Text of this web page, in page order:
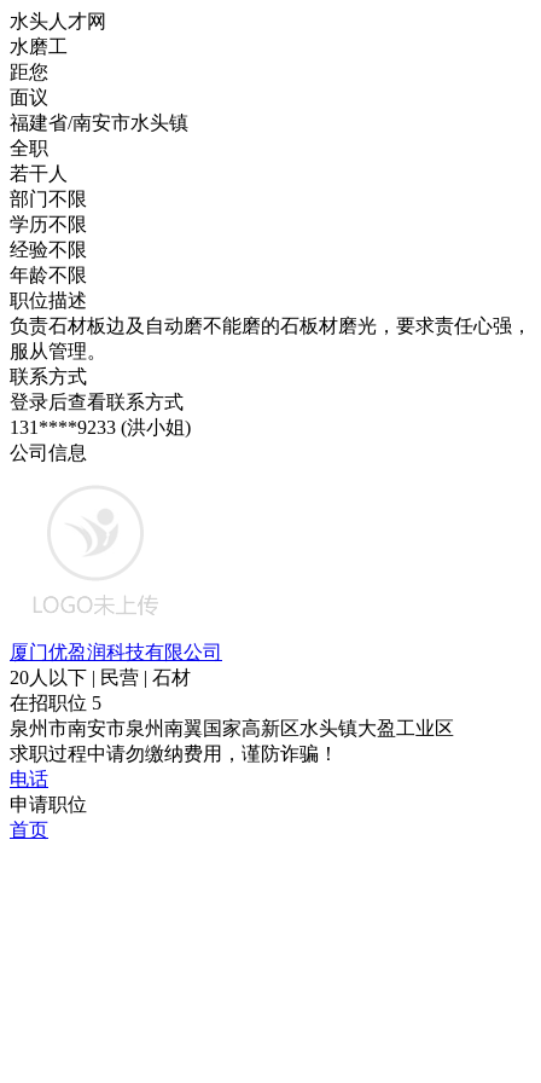
水头人才网
水磨工
距您
面议
福建省/南安市水头镇
全职
若干人
部门不限
学历不限
经验不限
年龄不限
职位描述
负责石材板边及自动磨不能磨的石板材磨光，要求责任心强，
服从管理。
联系方式
登录后查看联系方式
131****9233 (洪小姐)
公司信息
厦门优盈润科技有限公司
20人以下 | 民营 | 石材
在招职位 5
泉州市南安市泉州南翼国家高新区水头镇大盈工业区
求职过程中请勿缴纳费用，谨防诈骗！
电话
申请职位
首页